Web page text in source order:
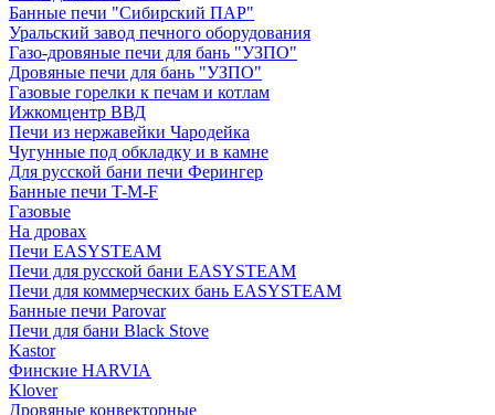
Банные печи "Сибирский ПАР"
Уральский завод печного оборудования
Газо-дровяные печи для бань "УЗПО"
Дровяные печи для бань "УЗПО"
Газовые горелки к печам и котлам
Ижкомцентр ВВД
Печи из нержавейки Чародейка
Чугунные под обкладку и в камне
Для русской бани печи Ферингер
Банные печи T-M-F
Газовые
На дровах
Печи EASYSTEAM
Печи для русской бани EASYSTEAM
Печи для коммерческих бань EASYSTEAM
Банные печи Parovar
Печи для бани Black Stove
Kastor
Финские HARVIA
Klover
Дровяные конвекторные